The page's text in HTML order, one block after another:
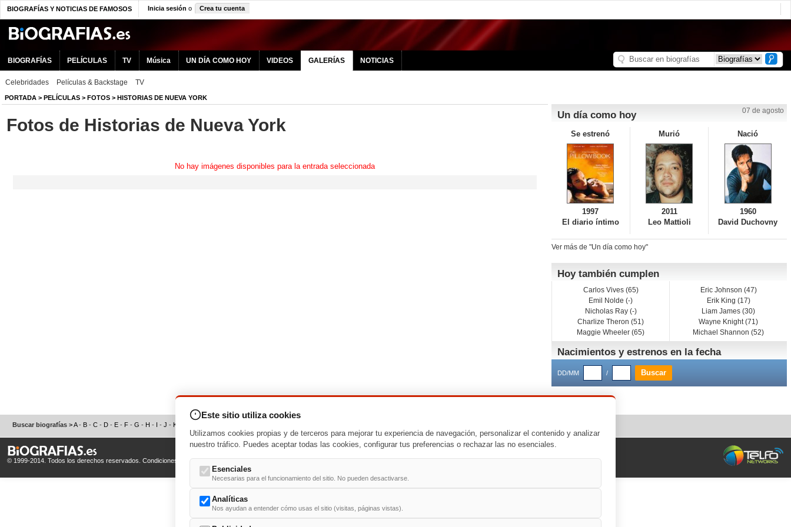
BIOGRAFÍAS Y NOTICIAS DE FAMOSOS Inicia sesión o Crea tu cuenta
BIOGRAFÍAS PELÍCULAS TV Música UN DÍA COMO HOY VIDEOS GALERÍAS NOTICIAS
Celebridades Películas & Backstage TV
PORTADA > PELÍCULAS > FOTOS > HISTORIAS DE NUEVA YORK
Fotos de Historias de Nueva York
No hay imágenes disponibles para la entrada seleccionada
Un día como hoy 07 de agosto
Se estrenó
1997
El diario íntimo
Murió
2011
Leo Mattioli
Nació
1960
David Duchovny
Ver más de "Un día como hoy"
Hoy también cumplen
Carlos Vives (65)
Emil Nolde (-)
Nicholas Ray (-)
Charlize Theron (51)
Maggie Wheeler (65)
Eric Johnson (47)
Erik King (17)
Liam James (30)
Wayne Knight (71)
Michael Shannon (52)
Nacimientos y estrenos en la fecha
DD/MM /
Buscar biografías >A- B - C - D - E - F - G - H - I - J - K
© 1999-2014. Todos los derechos reservados. Condiciones de usoyPolítica de Privacidad
Este sitio utiliza cookies
Utilizamos cookies propias y de terceros para mejorar tu experiencia de navegación, personalizar el contenido y analizar
nuestro tráfico. Puedes aceptar todas las cookies, configurar tus preferencias o rechazar las no esenciales.
Esenciales
Necesarias para el funcionamiento del sitio. No pueden desactivarse.
Analíticas
Nos ayudan a entender cómo usas el sitio (visitas, páginas vistas).